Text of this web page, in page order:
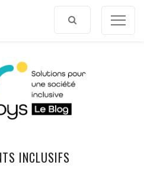
INCLUSIFS